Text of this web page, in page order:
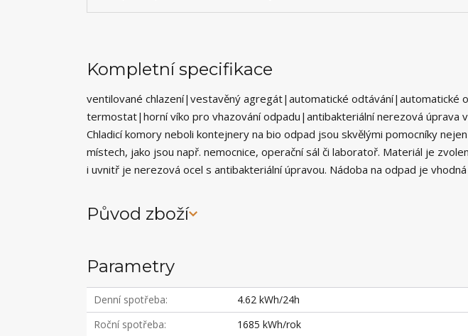
Kompletní specifikace
ventilované chlazení|vestavěný agregát|automatické odtávání|automatické
termostat|horní víko pro vhazování odpadu|antibakteriální nerezová úprava
Chladicí komory neboli kontejnery na bio odpad jsou skvělými pomocníky
místech, jako jsou např. nemocnice, operační sál či laboratoř. Materiál je
i uvnitř je nerezová ocel s antibakteriální úpravou. Nádoba na odpad je
Původ zboží
Parametry
Denní spotřeba
4.62 kWh/24h
Roční spotřeba
1685 kWh/rok